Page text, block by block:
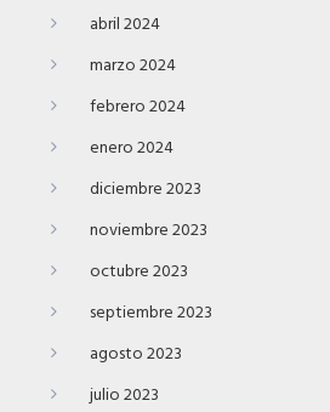
abril 2024
marzo 2024
febrero 2024
enero 2024
diciembre 2023
noviembre 2023
octubre 2023
septiembre 2023
agosto 2023
julio 2023